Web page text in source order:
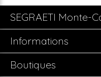
SEGRAETI Monte-
Informations
Boutiques